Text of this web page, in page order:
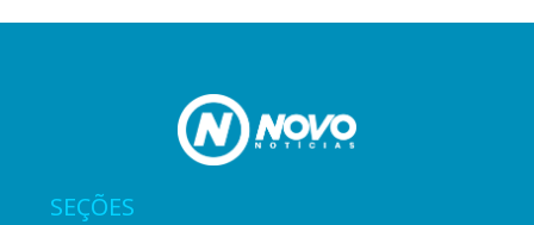
SEÇÕES